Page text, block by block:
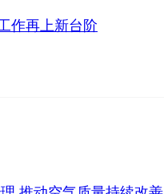
作再上新台阶